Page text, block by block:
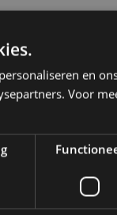
en
Voor